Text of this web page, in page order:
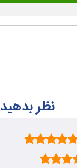
نظر بدهید